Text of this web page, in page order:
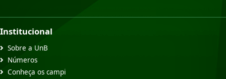
Institucional
Sobre a UnB
Números
Conheça os campi